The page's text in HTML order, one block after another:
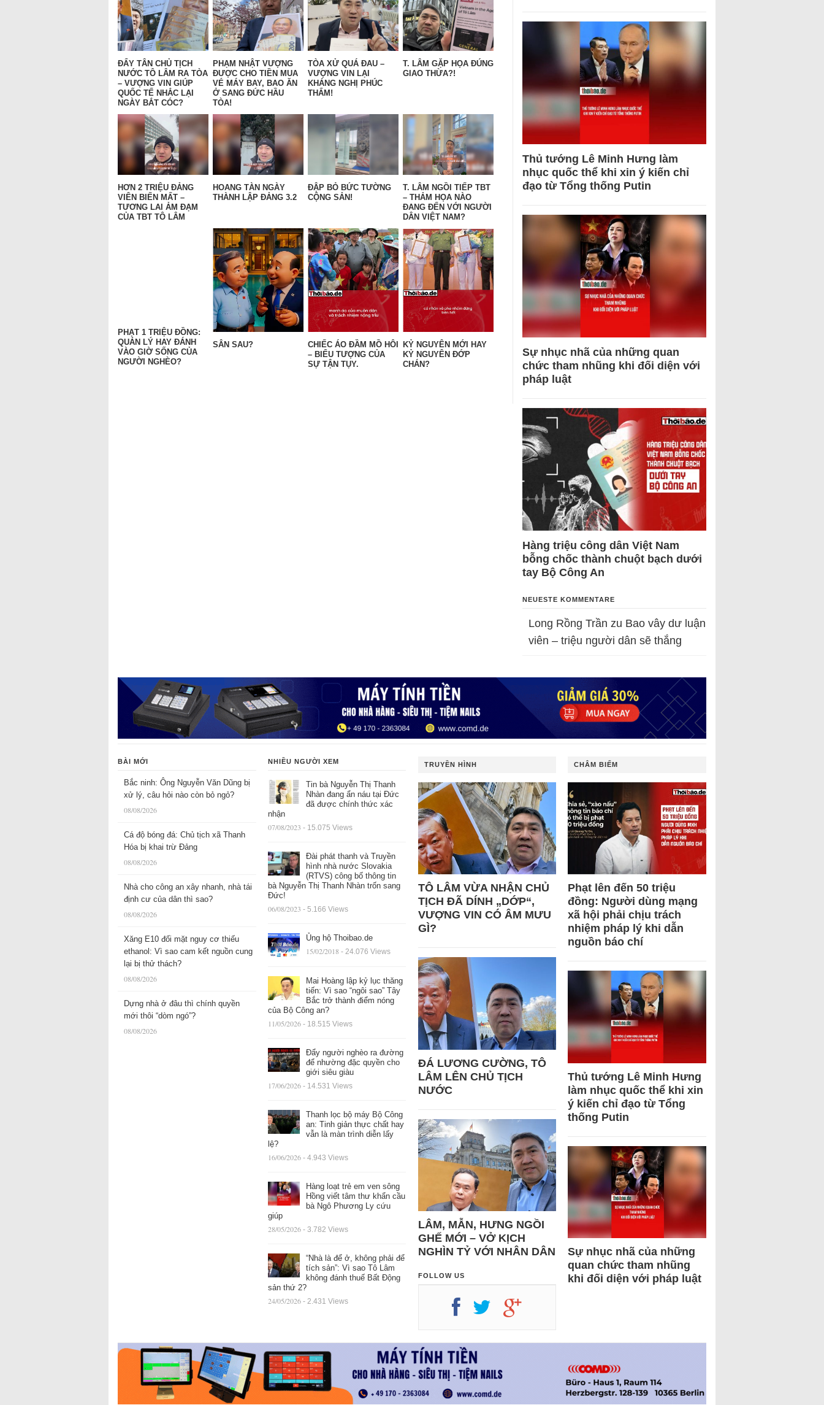
ĐẨY TÂN CHỦ TỊCH
NƯỚC TÔ LÂM RA TÒA
– VƯỢNG VIN GIÚP
QUỐC TẾ NHẮC LẠI
NGÀY BẮT CÓC?
PHẠM NHẬT VƯỢNG
ĐƯỢC CHO TIỀN MUA
VÉ MÁY BAY, BAO ĂN
Ở SANG ĐỨC HẦU
TÒA!
TÒA XỬ QUÁ ĐAU –
VƯỢNG VIN LẠI
KHÁNG NGHỊ PHÚC
THẨM!
T. LÂM GẶP HỌA ĐÚNG
GIAO THỪA?!
HƠN 2 TRIỆU ĐẢNG
VIÊN BIẾN MẤT –
TƯƠNG LAI ẢM ĐẠM
CỦA TBT TÔ LÂM
HOANG TÀN NGÀY
THÀNH LẬP ĐẢNG 3.2
ĐẬP BỎ BỨC TƯỜNG
CỘNG SẢN!
T. LÂM NGỒI TIẾP TBT
– THẢM HỌA NÀO
ĐANG ĐẾN VỚI NGƯỜI
DÂN VIỆT NAM?
PHẠT 1 TRIỆU ĐỒNG:
QUẢN LÝ HAY ĐÁNH
VÀO GIỜ SỐNG CỦA
NGƯỜI NGHÈO?
SÂN SAU?
CHIẾC ÁO ĐẦM MỒ HÔI
– BIỂU TƯỢNG CỦA
SỰ TẬN TỤY.
KỶ NGUYÊN MỚI HAY
KỶ NGUYÊN ĐỚP
CHÁN?
Thủ tướng Lê Minh Hưng làm
nhục quốc thể khi xin ý kiến chỉ
đạo từ Tổng thống Putin
Sự nhục nhã của những quan
chức tham nhũng khi đối diện với
pháp luật
Hàng triệu công dân Việt Nam
bỗng chốc thành chuột bạch dưới
tay Bộ Công An
NEUESTE KOMMENTARE
Long Rồng Trần zu Bao vây dư luận
viên – triệu người dân sẽ thắng
BÀI MỚI
Bắc ninh: Ông Nguyễn Văn Dũng bị
xử lý, câu hỏi nào còn bỏ ngỏ?
08/08/2026
Cá độ bóng đá: Chủ tịch xã Thanh
Hóa bị khai trừ Đảng
08/08/2026
Nhà cho công an xây nhanh, nhà tái
định cư của dân thì sao?
08/08/2026
Xăng E10 đối mặt nguy cơ thiếu
ethanol: Vì sao cam kết nguồn cung
lại bị thử thách?
08/08/2026
Dựng nhà ở đâu thì chính quyền
mới thôi “dòm ngó”?
08/08/2026
NHIỀU NGƯỜI XEM
Tin bà Nguyễn Thị Thanh
Nhàn đang ẩn náu tại Đức
đã được chính thức xác
nhận
07/08/2023 - 15.075 Views
Đài phát thanh và Truyền
hình nhà nước Slovakia
(RTVS) công bố thông tin
bà Nguyễn Thị Thanh Nhàn trốn sang
Đức!
06/08/2023 - 5.166 Views
Ủng hộ Thoibao.de
15/02/2018 - 24.076 Views
Mai Hoàng lập kỷ lục thăng
tiến: Vì sao “ngôi sao” Tây
Bắc trở thành điểm nóng
của Bộ Công an?
11/05/2026 - 18.515 Views
Đẩy người nghèo ra đường
để nhường đặc quyền cho
giới siêu giàu
17/06/2026 - 14.531 Views
Thanh lọc bộ máy Bộ Công
an: Tinh giản thực chất hay
vẫn là màn trình diễn lấy
lệ?
16/06/2026 - 4.943 Views
Hàng loạt trẻ em ven sông
Hồng viết tâm thư khẩn cầu
bà Ngô Phương Ly cứu
giúp
28/05/2026 - 3.782 Views
“Nhà là để ở, không phải để
tích sản”: Vì sao Tô Lâm
không đánh thuế Bất Động
sản thứ 2?
24/05/2026 - 2.431 Views
TRUYỀN HÌNH
TÔ LÂM VỪA NHẬN CHỦ
TỊCH ĐÃ DÍNH „DỚP“,
VƯỢNG VIN CÓ ÂM MƯU
GÌ?
ĐÁ LƯƠNG CƯỜNG, TÔ
LÂM LÊN CHỦ TỊCH
NƯỚC
LÂM, MẪN, HƯNG NGỒI
GHẾ MỚI – VỞ KỊCH
NGHÌN TỶ VỚI NHÂN DÂN
FOLLOW US
CHÂM BIẾM
Phạt lên đến 50 triệu
đồng: Người dùng mạng
xã hội phải chịu trách
nhiệm pháp lý khi dẫn
nguồn báo chí
Thủ tướng Lê Minh Hưng
làm nhục quốc thể khi xin
ý kiến chỉ đạo từ Tổng
thống Putin
Sự nhục nhã của những
quan chức tham nhũng
khi đối diện với pháp luật